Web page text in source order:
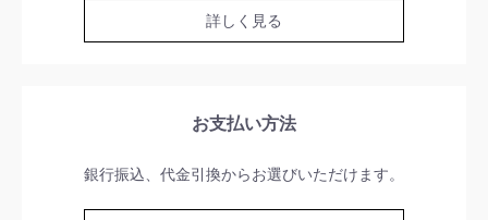
詳しく見る
お支払い方法
銀行振込、代金引換からお選びいただけます。